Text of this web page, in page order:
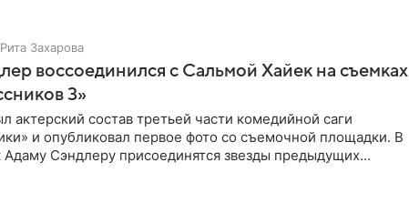
Рита Захарова
воссоединился с Сальмой Хайек на съемках
3»
актерский состав третьей части комедийной саги
и опубликовал первое фото со съемочной площадки. В
Адаму Сэндлеру присоединятся звезды предыдущих